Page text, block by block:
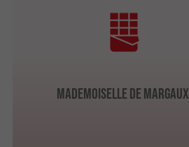
Mademoi­selle de Margaux